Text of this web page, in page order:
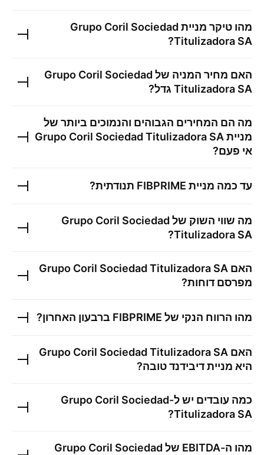
מהו טיקר מניית Grupo Coril Sociedad
Titulizadora SA
?
האם מחיר המניה של Grupo Coril Sociedad
Titulizadora SA גדל?
מה הם המחירים הגבוהים והנמוכים ביותר של
מניית Grupo Coril Sociedad Titulizadora SA
אי פעם?
עד כמה מניית FIBPRIME תנודתית?
מה שווי השוק של Grupo Coril Sociedad
Titulizadora SA
?
האם Grupo Coril Sociedad Titulizadora SA
מפרסם דוחות?
מהו הרווח הנקי של FIBPRIME ברבעון האחרון?
האם Grupo Coril Sociedad Titulizadora SA
היא מניית דיבידנד טובה?
כמה עובדים יש ל-Grupo Coril Sociedad
Titulizadora SA
?
מהו ה-EBITDA של
Grupo Coril Sociedad